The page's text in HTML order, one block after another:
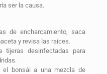
ser la causa.
de encharcamiento, saca
y revisa las raíces.
tijeras desinfectadas para
el bonsái a una mezcla de